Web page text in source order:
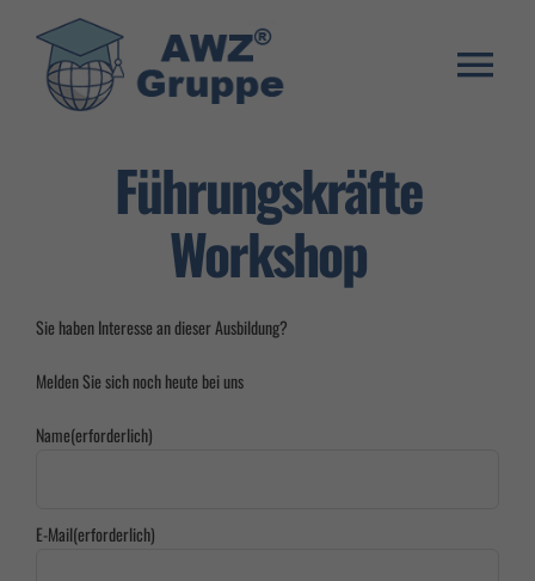
springen
E-Learning Login
Führungskräfte
Workshop
Sie haben Interesse an dieser Ausbildung?
Melden Sie sich noch heute bei uns
Name(erforderlich)
E-Mail(erforderlich)